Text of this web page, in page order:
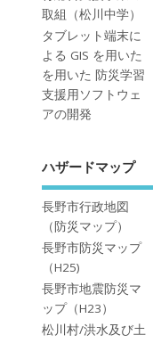
取組（松川中学）
タブレット端末に
よる GIS を用いた
を用いた 防災学習
支援用ソフトウェ
アの開発
ハザードマップ
長野市行政地図
（防災マップ）
長野市防災マップ
（H25)
長野市地震防災マ
ップ（H23）
松川村/洪水及び土